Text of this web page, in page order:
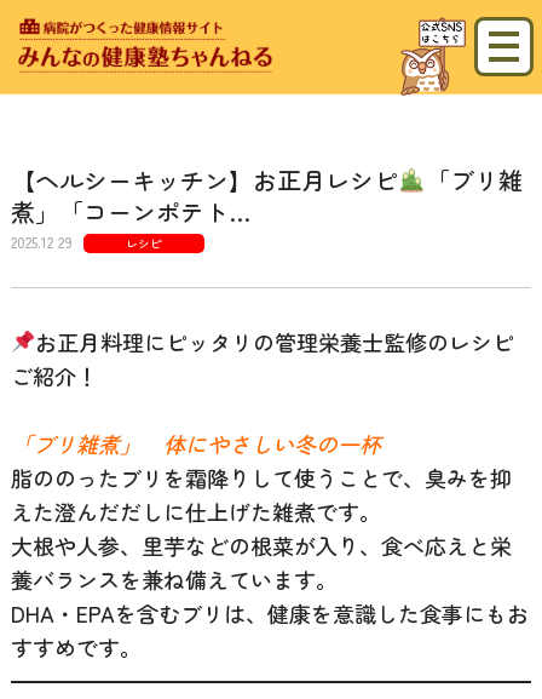
2025.12 29 レシピ
【ヘルシーキッチン】お正月レシピ
「ブリ雑
煮」「コーンポテト…
お正月料理にピッタリの管理栄養士監修のレシピ
ご紹介！
「ブリ雑煮」 体にやさしい冬の一杯
脂ののったブリを霜降りして使うことで、臭みを抑
えた澄んだだしに仕上げた雑煮です。
大根や人参、里芋などの根菜が入り、食べ応えと栄
養バランスを兼ね備えています。
DHA・EPAを含むブリは、健康を意識した食事にもお
すすめです。